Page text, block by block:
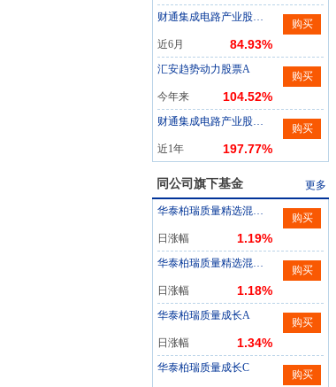
财通集成电路产业股票A
近6月 84.93%
购买
汇安趋势动力股票A
今年来 104.52%
购买
财通集成电路产业股票A
近1年 197.77%
购买
同公司旗下基金 更多
华泰柏瑞质量精选混合A
日涨幅 1.19%
购买
华泰柏瑞质量精选混合C
日涨幅 1.18%
购买
华泰柏瑞质量成长A
日涨幅 1.34%
购买
华泰柏瑞质量成长C
购买